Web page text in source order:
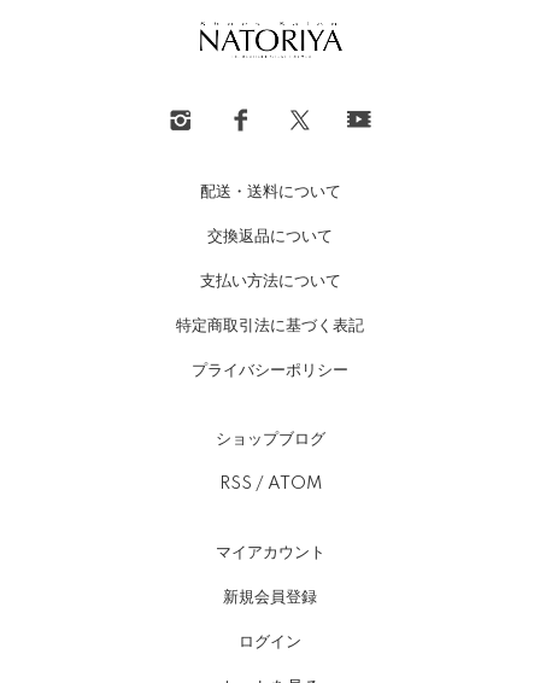
配送・送料について
交換返品について
支払い方法について
特定商取引法に基づく表記
プライバシーポリシー
ショップブログ
RSS / ATOM
マイアカウント
新規会員登録
ログイン